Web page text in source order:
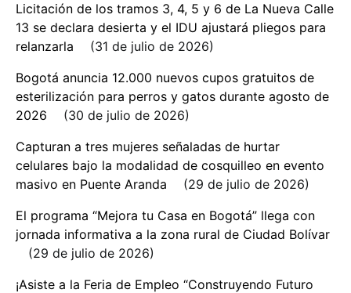
Licitación de los tramos 3, 4, 5 y 6 de La Nueva Calle
13 se declara desierta y el IDU ajustará pliegos para
relanzarla
31 de julio de 2026
Bogotá anuncia 12.000 nuevos cupos gratuitos de
esterilización para perros y gatos durante agosto de
2026
30 de julio de 2026
Capturan a tres mujeres señaladas de hurtar
celulares bajo la modalidad de cosquilleo en evento
masivo en Puente Aranda
29 de julio de 2026
El programa “Mejora tu Casa en Bogotá” llega con
jornada informativa a la zona rural de Ciudad Bolívar
29 de julio de 2026
¡Asiste a la Feria de Empleo “Construyendo Futuro